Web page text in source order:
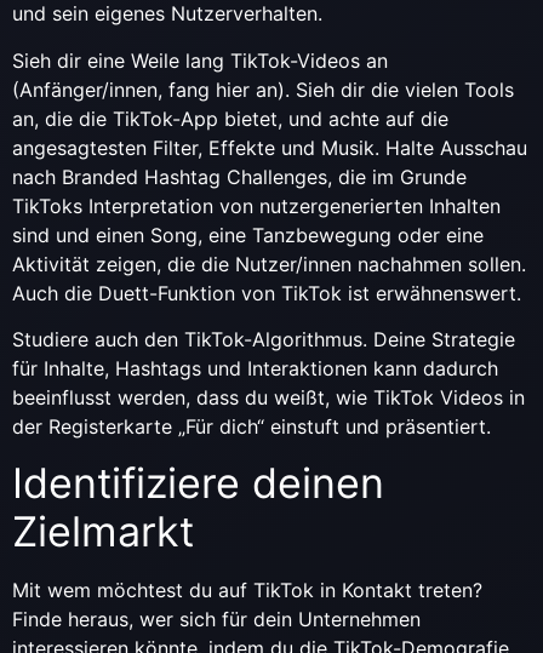
und sein eigenes Nutzerverhalten.
Sieh dir eine Weile lang TikTok-Videos an
(Anfänger/innen, fang hier an). Sieh dir die vielen Tools
an, die die TikTok-App bietet, und achte auf die
angesagtesten Filter, Effekte und Musik. Halte Ausschau
nach Branded Hashtag Challenges, die im Grunde
TikToks Interpretation von nutzergenerierten Inhalten
sind und einen Song, eine Tanzbewegung oder eine
Aktivität zeigen, die die Nutzer/innen nachahmen sollen.
Auch die Duett-Funktion von TikTok ist erwähnenswert.
Studiere auch den TikTok-Algorithmus. Deine Strategie
für Inhalte, Hashtags und Interaktionen kann dadurch
beeinflusst werden, dass du weißt, wie TikTok Videos in
der Registerkarte „Für dich“ einstuft und präsentiert.
Identifiziere deinen
Zielmarkt
Mit wem möchtest du auf TikTok in Kontakt treten?
Finde heraus, wer sich für dein Unternehmen
interessieren könnte, indem du die TikTok-Demografie